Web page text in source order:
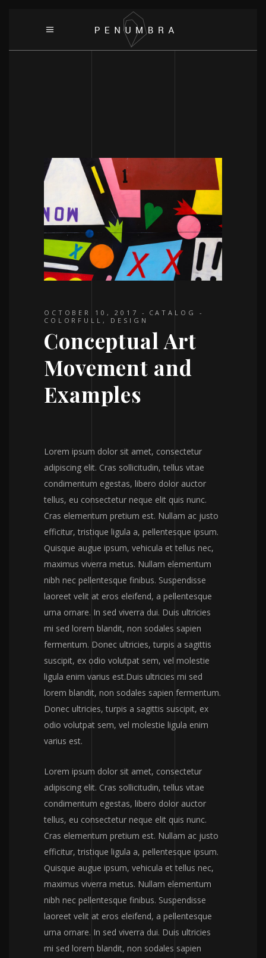
OCTOBER 10, 2017
CATALOG
COLORFULL , DESIGN
Conceptual Art
Movement and
Examples
Lorem ipsum dolor sit amet, consectetur
adipiscing elit. Cras sollicitudin, tellus vitae
condimentum egestas, libero dolor auctor
tellus, eu consectetur neque elit quis nunc.
Cras elementum pretium est. Nullam ac justo
efficitur, tristique ligula a, pellentesque ipsum.
Quisque augue ipsum, vehicula et tellus nec,
maximus viverra metus. Nullam elementum
nibh nec pellentesque finibus. Suspendisse
laoreet velit at eros eleifend, a pellentesque
urna ornare. In sed viverra dui. Duis ultricies
mi sed lorem blandit, non sodales sapien
fermentum. Donec ultricies, turpis a sagittis
suscipit, ex odio volutpat sem, vel molestie
ligula enim varius est.Duis ultricies mi sed
lorem blandit, non sodales sapien fermentum.
Donec ultricies, turpis a sagittis suscipit, ex
odio volutpat sem, vel molestie ligula enim
varius est.
Lorem ipsum dolor sit amet, consectetur
adipiscing elit. Cras sollicitudin, tellus vitae
condimentum egestas, libero dolor auctor
tellus, eu consectetur neque elit quis nunc.
Cras elementum pretium est. Nullam ac justo
efficitur, tristique ligula a, pellentesque ipsum.
Quisque augue ipsum, vehicula et tellus nec,
maximus viverra metus. Nullam elementum
nibh nec pellentesque finibus. Suspendisse
laoreet velit at eros eleifend, a pellentesque
urna ornare. In sed viverra dui. Duis ultricies
mi sed lorem blandit, non sodales sapien